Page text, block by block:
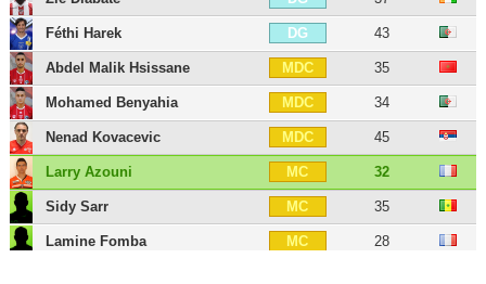
Féthi Harek DG 43
Abdel Malik Hsissane MDC 35
Mohamed Benyahia MDC 34
Nenad Kovacevic MDC 45
Larry Azouni MC 32
Sidy Sarr MC 35
Lamine Fomba MC 28